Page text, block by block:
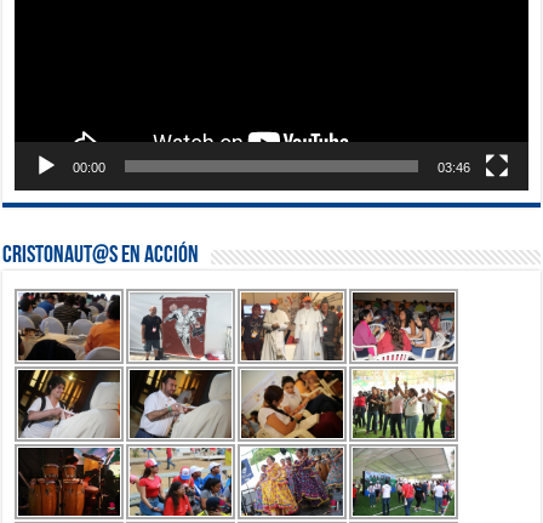
00:00 03:46
Cristonaut@s en Acción